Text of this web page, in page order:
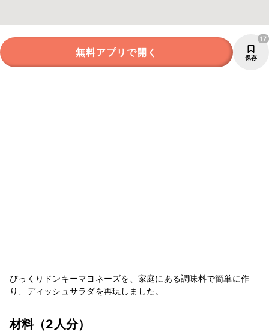
無料アプリで開く 保存
17
びっくりドンキーマヨネーズを、家庭にある調味料で簡単に作
り、ディッシュサラダを再現しました。
材料（2人分）